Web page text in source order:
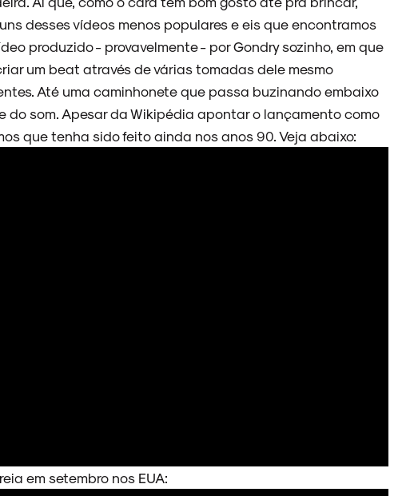
desses vídeos menos populares e eis que encontramos
produzido - provavelmente - por Gondry sozinho, em que
um beat através de várias tomadas dele mesmo
Até uma caminhonete que passa buzinando embaixo
do som. Apesar da Wikipédia apontar o lançamento como
que tenha sido feito ainda nos anos 90. Veja abaixo:
em setembro nos EUA: